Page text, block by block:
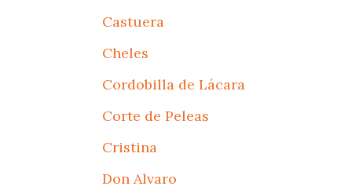
Castuera
Cheles
Cordobilla de Lácara
Corte de Peleas
Cristina
Don Alvaro